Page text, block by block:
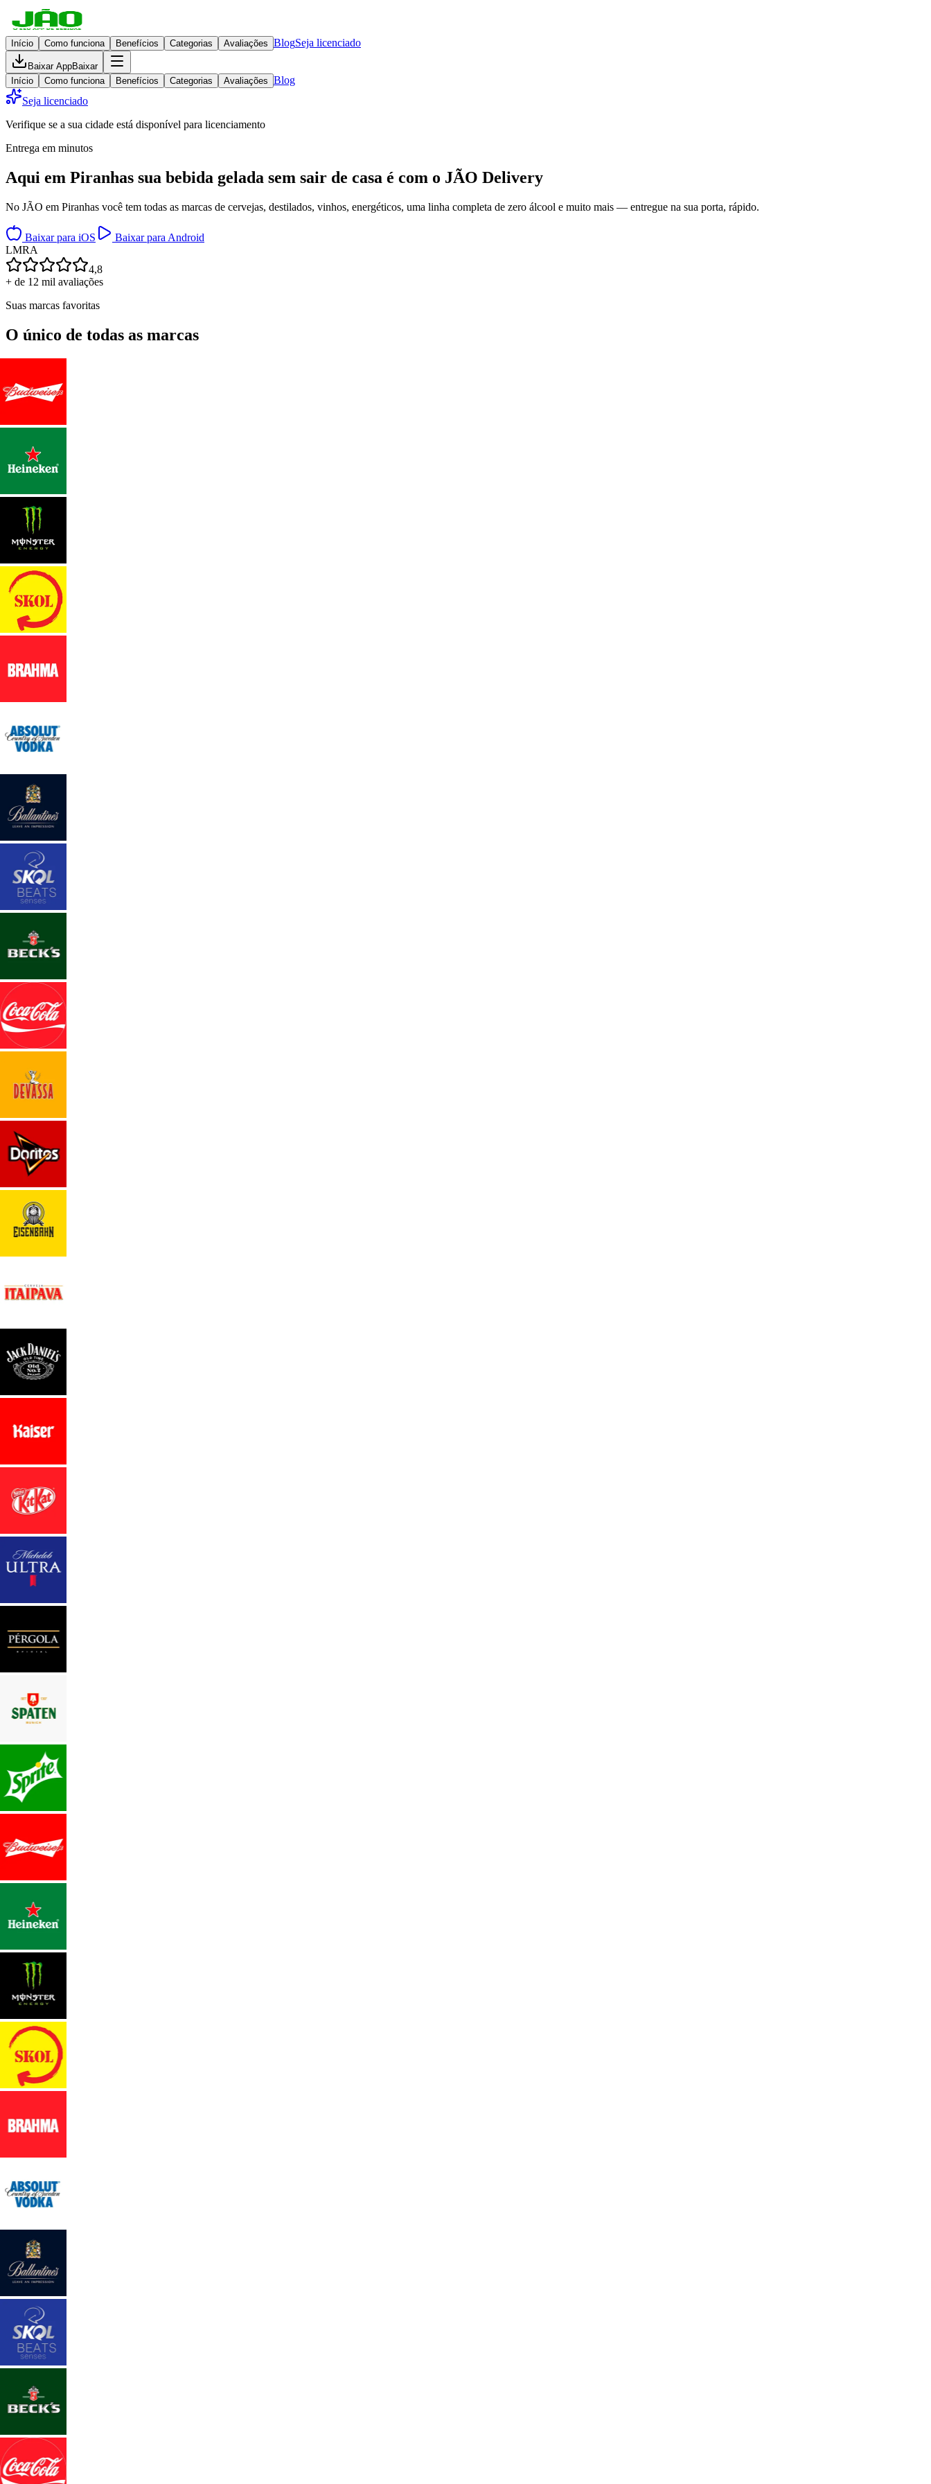
Início Como funciona Benefícios Categorias Avaliações BlogSeja licenciado
Baixar AppBaixar
Início
Como funciona Benefícios Categorias Avaliações Blog
Seja licenciado
Verifique se a sua cidade está disponível para licenciamento
Entrega em minutos
Aqui em Piranhas sua bebida gelada sem sair de casa é com o JÃO Delivery
No JÃO em Piranhas você tem todas as marcas de cervejas, destilados, vinhos, energéticos, uma linha completa de zero álcool e muito mais — entregue na sua porta, rápido.
Baixar para iOS
Baixar para Android
LMRA
4,8
+ de 12 mil avaliações
Suas marcas favoritas
O único de todas as marcas